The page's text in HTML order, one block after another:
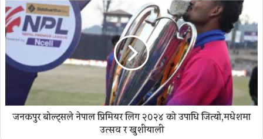
जनकपुर बोल्ट्सले नेपाल प्रिमियर लिग २०२४ को उपाधि जित्यो,मधेशमा
उत्सव र खुशीयाली